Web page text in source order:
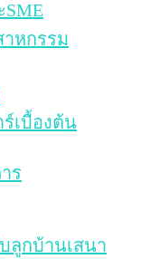
หกรรม
เบื้องต้น
ร
บลูกบ้านเสนา